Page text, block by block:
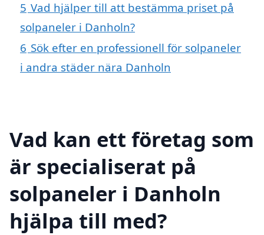
5 Vad hjälper till att bestämma priset på
solpaneler i Danholn?
6 Sök efter en professionell för solpaneler
i andra städer nära Danholn
Vad kan ett företag som
är specialiserat på
solpaneler i Danholn
hjälpa till med?